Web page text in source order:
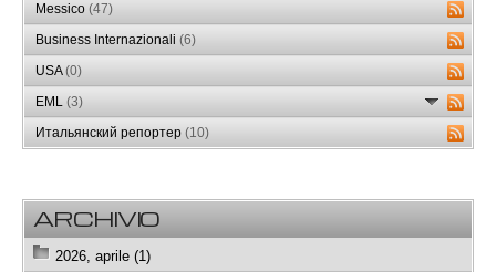
Messico (47)
Business Internazionali (6)
USA(0)
EML (3)
Итальянский репортер (10)
ARCHIVIO
2026, aprile (1)